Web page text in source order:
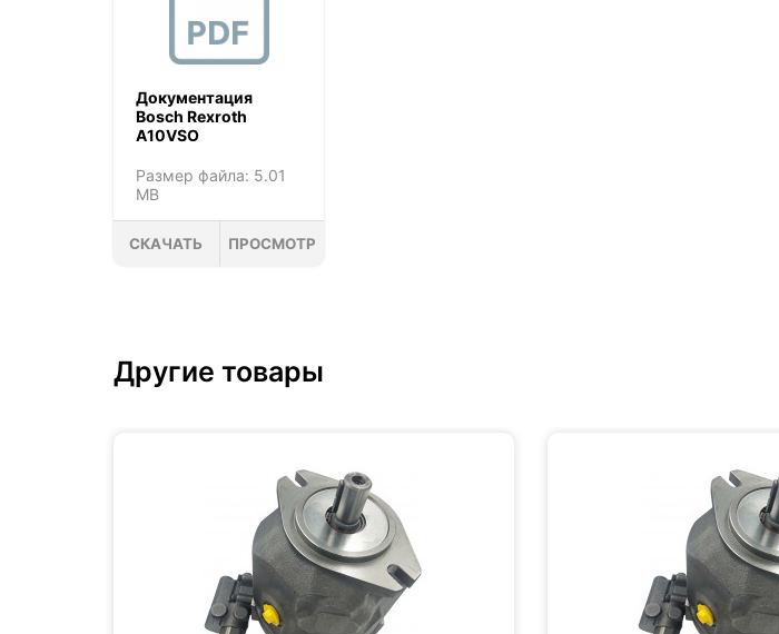
Документация
Bosch Rexroth
A10VSO
Размер файла: 5.01
MB
СКАЧАТЬ ПРОСМОТР
Другие товары